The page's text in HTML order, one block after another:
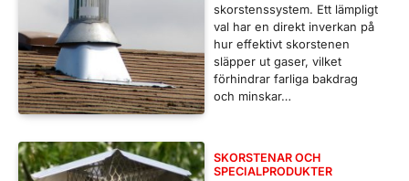
skorstenssystem. Ett lämpligt
val har en direkt inverkan på
hur effektivt skorstenen
släpper ut gaser, vilket
förhindrar farliga bakdrag
och minskar…
SKORSTENAR OCH
SPECIALPRODUKTER